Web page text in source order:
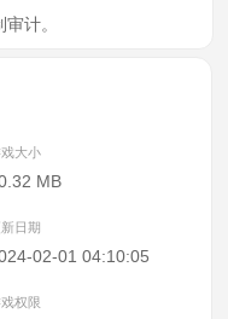
计。
大小
MB
日期
02-01 04:10:05
权限